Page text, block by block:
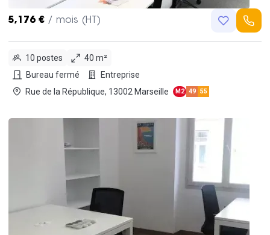
5,176 € / mois (HT)
10 postes
40 m²
Bureau fermé
Entreprise
Rue de la République, 13002 Marseille
M2 49 55